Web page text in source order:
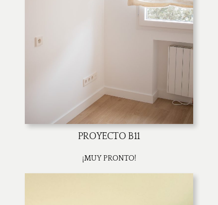
PROYECTO B11
¡MUY PRONTO!